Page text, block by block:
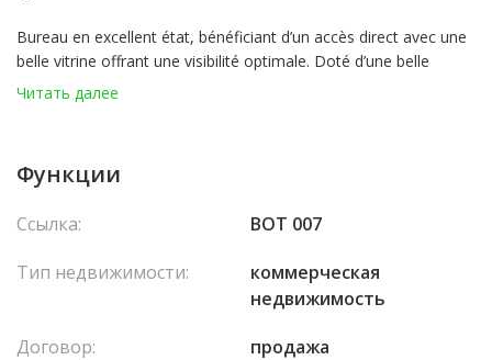
Bureau en excellent état, bénéficiant d’un accès direct avec une
belle vitrine offrant une visibilité optimale. Doté d’une belle
hauteur sous plafond, il se compose d’un espace principal, d’une
salle de réunion ainsi que de deux W.C. Le bien est actuellement
Читать далее
Функции
Ссылка:
BOT 007
Тип недвижимости:
коммерческая
недвижимость
Договор:
продажа